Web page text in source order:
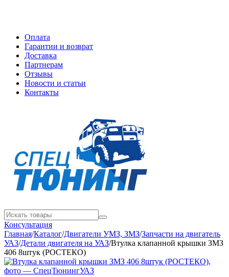
Оплата
Гарантии и возврат
Доставка
Партнерам
Отзывы
Новости и статьи
Контакты
Консультация
Главная/Каталог/Двигатели УМЗ, ЗМЗ/Запчасти на двигатель
УАЗ/Детали двигателя на УАЗ/Втулка клапанной крышки ЗМЗ
406 8штук (РОСТЕКО)